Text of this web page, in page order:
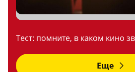
Тест: помните, в каком кино
Еще